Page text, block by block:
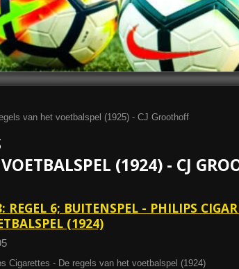
van het voetbalspel (1925) - CJ Groothoff
(1924) - CJ
REGEL 6; BUITENSPEL - PHILIPS
(1924)
Cigarettes - De regels van het voetbalspel (1924)